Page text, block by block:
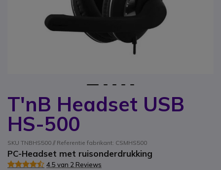
T'nB Headset USB
HS-500
SKU TNBHS500 // Referentie fabrikant: CSMHS500
PC-Headset met ruisonderdrukking
4.5 van 2 Reviews
Ga naar het begin van de afbeeldingen-gallerij